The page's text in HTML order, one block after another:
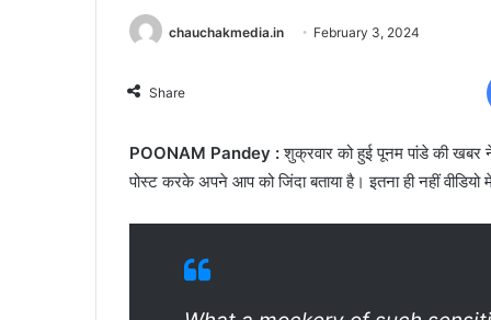
chauchakmedia.in February 3, 2024
Share
POONAM Pandey :शुक्रवार को हुई पूनम पांडे की खबर
पोस्ट करके अपने आप को जिंदा बताया है। इतना ही नहीं